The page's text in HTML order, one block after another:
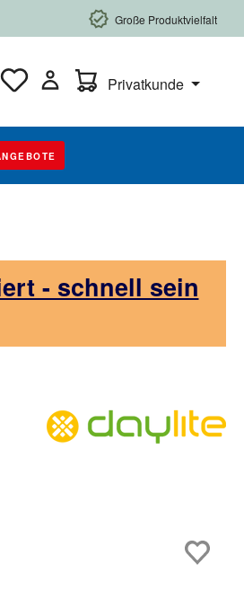
Große Produktvielfalt
Warenkorb enthält 0
Privatkunde
- schnell sein